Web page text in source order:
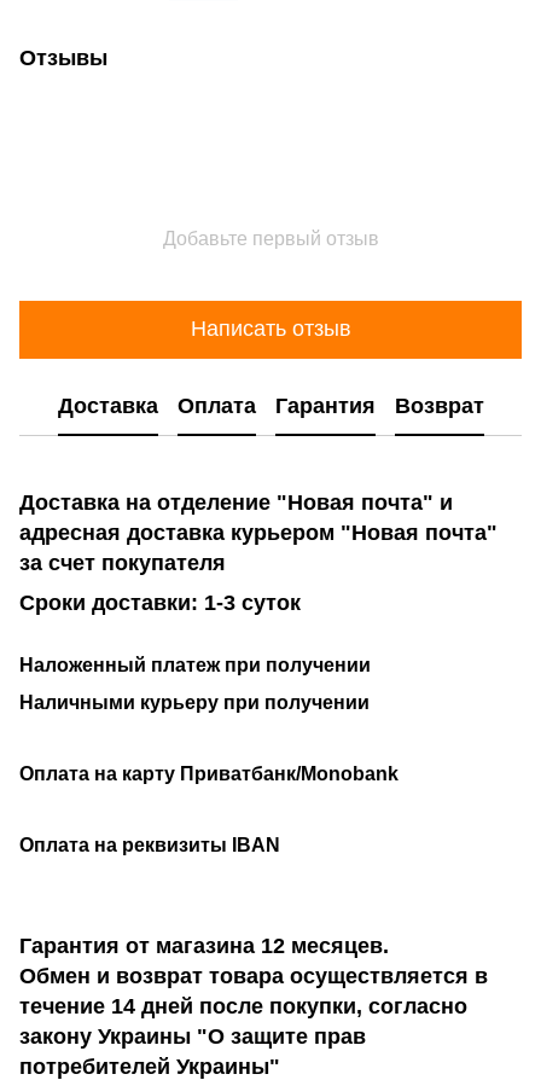
Отзывы
Добавьте первый отзыв
Написать отзыв
Доставка Оплата Гарантия Возврат
Доставка на отделение "Новая почта" и
адресная доставка курьером "Новая почта"
за счет покупателя
Сроки доставки: 1-3 суток
Наложенный платеж при получении
Наличными курьеру при получении
Оплата на карту Приватбанк/Monobank
Оплата на реквизиты IBAN
Гарантия от магазина 12 месяцев.
Обмен и возврат товара осуществляется в
течение 14 дней после покупки, согласно
закону Украины "О защите прав
потребителей Украины"